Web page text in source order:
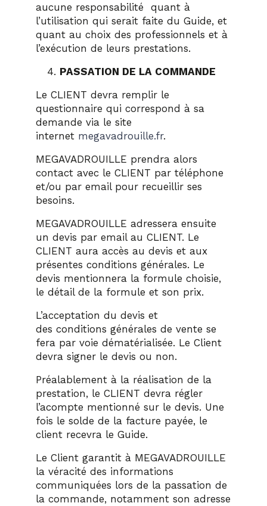
aucune responsabilité quant à
l’utilisation qui serait faite du Guide, et
quant au choix des professionnels et à
l’exécution de leurs prestations.
PASSATION DE LA COMMANDE
Le CLIENT devra remplir le
questionnaire qui correspond à sa
demande via le site
internet megavadrouille.fr.
MEGAVADROUILLE prendra alors
contact avec le CLIENT par téléphone
et/ou par email pour recueillir ses
besoins.
MEGAVADROUILLE adressera ensuite
un devis par email au CLIENT. Le
CLIENT aura accès au devis et aux
présentes conditions générales. Le
devis mentionnera la formule choisie,
le détail de la formule et son prix.
L’acceptation du devis et
des conditions générales de vente se
fera par voie dématérialisée. Le Client
devra signer le devis ou non.
Préalablement à la réalisation de la
prestation, le CLIENT devra régler
l’acompte mentionné sur le devis. Une
fois le solde de la facture payée, le
client recevra le Guide.
Le Client garantit à MEGAVADROUILLE
la véracité des informations
communiquées lors de la passation de
la commande, notamment son adresse